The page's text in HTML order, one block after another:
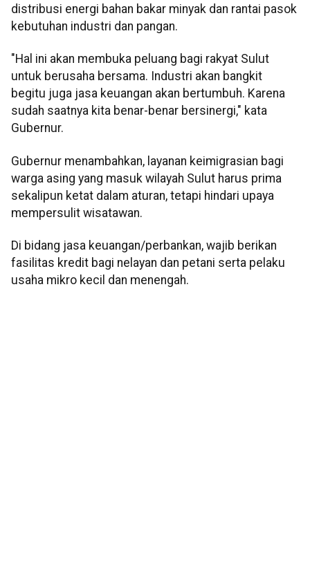
distribusi energi bahan bakar minyak dan rantai pasok
kebutuhan industri dan pangan.
"Hal ini akan membuka peluang bagi rakyat Sulut
untuk berusaha bersama. Industri akan bangkit
begitu juga jasa keuangan akan bertumbuh. Karena
sudah saatnya kita benar-benar bersinergi," kata
Gubernur.
Gubernur menambahkan, layanan keimigrasian bagi
warga asing yang masuk wilayah Sulut harus prima
sekalipun ketat dalam aturan, tetapi hindari upaya
mempersulit wisatawan.
Di bidang jasa keuangan/perbankan, wajib berikan
fasilitas kredit bagi nelayan dan petani serta pelaku
usaha mikro kecil dan menengah.